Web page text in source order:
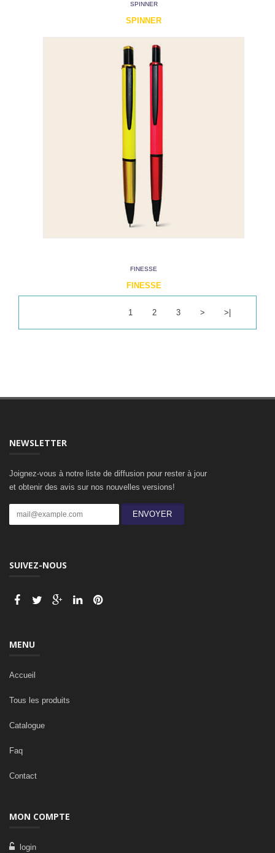
SPINNER
SPINNER
FINESSE
FINESSE
1 2 3 > >|
NEWSLETTER
Joignez-vous à notre liste de diffusion pour rester à jour
et obtenir des avis sur nos nouvelles versions!
ENVOYER
SUIVEZ-NOUS
MENU
Accueil
Tous les produits
Catalogue
Faq
Contact
MON COMPTE
login